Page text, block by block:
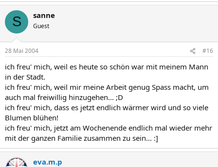
S sanne
Guest
28 Mai 2004 #16
ich freu' mich, weil es heute so schön war mit meinem Mann
in der Stadt.
ich freu' mich, weil mir meine Arbeit genug Spass macht, um
auch mal freiwillig hinzugehen... ;D
ich freu' mich, dass es jetzt endlich wärmer wird und so viele
Blumen blühen!
ich freu' mich, jetzt am Wochenende endlich mal wieder mehr
mit der ganzen Familie zusammen zu sein... :]
eva.m.p